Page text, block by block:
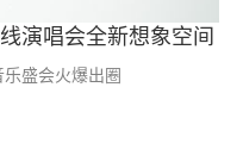
演唱会全新想象空间
盛会火爆出圈